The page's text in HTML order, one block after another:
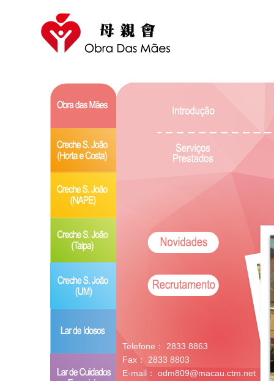
Telefone：
2833 8863
Fax：
2833 8803
E-mail：
odm809@macau.ctm.net